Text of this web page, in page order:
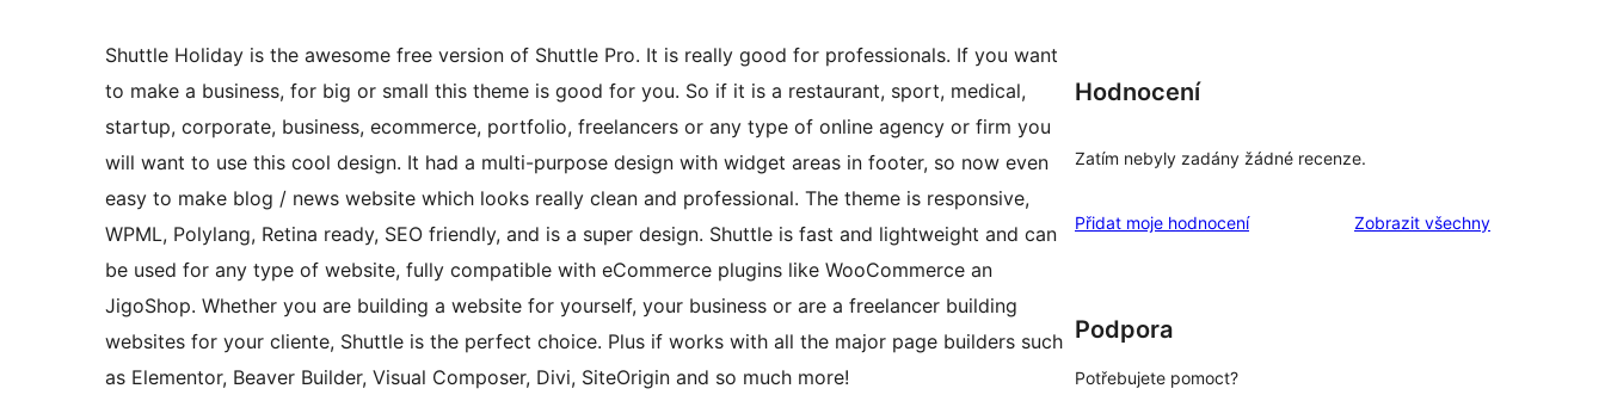
Shuttle Holiday is the awesome free version of Shuttle Pro. It is really good for professionals. If you want
to make a business, for big or small this theme is good for you. So if it is a restaurant, sport, medical,
startup, corporate, business, ecommerce, portfolio, freelancers or any type of online agency or firm you
will want to use this cool design. It had a multi-purpose design with widget areas in footer, so now even
easy to make blog / news website which looks really clean and professional. The theme is responsive,
WPML, Polylang, Retina ready, SEO friendly, and is a super design. Shuttle is fast and lightweight and can
be used for any type of website, fully compatible with eCommerce plugins like WooCommerce an
JigoShop. Whether you are building a website for yourself, your business or are a freelancer building
websites for your cliente, Shuttle is the perfect choice. Plus if works with all the major page builders such
as Elementor, Beaver Builder, Visual Composer, Divi, SiteOrigin and so much more!
Hodnocení
Zatím nebyly zadány žádné recenze.
Přidat moje hodnocení Zobrazit všechnyrecenze
Podpora
Potřebujete pomoct?